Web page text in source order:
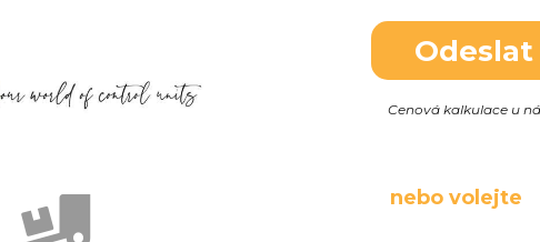
Odeslat
Cenová kalkulace u
nebo volejte